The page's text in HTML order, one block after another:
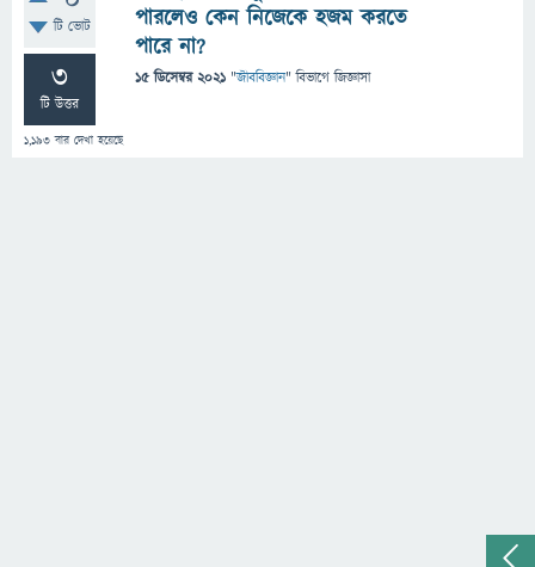
টি ভোট
3
টি উত্তর
1,193 বার দেখা হয়েছে
পারলেও কেন নিজেকে হজম করতে
পারে না?
15 ডিসেম্বর 2021 "জীববিজ্ঞান" বিভাগে জিজ্ঞাসা